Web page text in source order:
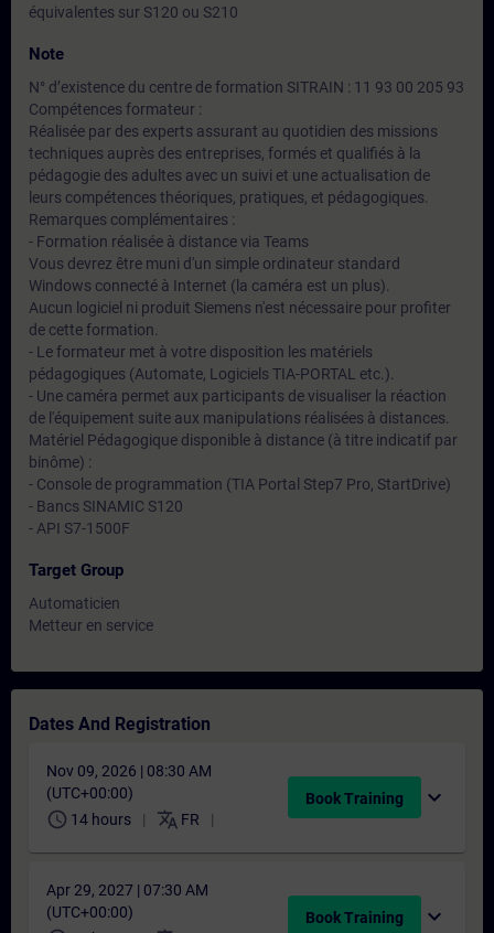
équivalentes sur S120 ou S210
Note
N° d’existence du centre de formation SITRAIN : 11 93 00 205 93
Compétences formateur :
Réalisée par des experts assurant au quotidien des missions
techniques auprès des entreprises, formés et qualifiés à la
pédagogie des adultes avec un suivi et une actualisation de
leurs compétences théoriques, pratiques, et pédagogiques.
Remarques complémentaires :
- Formation réalisée à distance via Teams
Vous devrez être muni d'un simple ordinateur standard
Windows connecté à Internet (la caméra est un plus).
Aucun logiciel ni produit Siemens n'est nécessaire pour profiter
de cette formation.
- Le formateur met à votre disposition les matériels
pédagogiques (Automate, Logiciels TIA-PORTAL etc.).
- Une caméra permet aux participants de visualiser la réaction
de l'équipement suite aux manipulations réalisées à distances.
Matériel Pédagogique disponible à distance (à titre indicatif par
binôme) :
- Console de programmation (TIA Portal Step7 Pro, StartDrive)
- Bancs SINAMIC S120
- API S7-1500F
Target Group
Automaticien
Metteur en service
Dates And Registration
Nov 09, 2026 | 08:30 AM
(UTC+00:00)
schedule 14 hours translate FR
Book Training expand_more
Apr 29, 2027 | 07:30 AM
(UTC+00:00)
Book Training expand_more